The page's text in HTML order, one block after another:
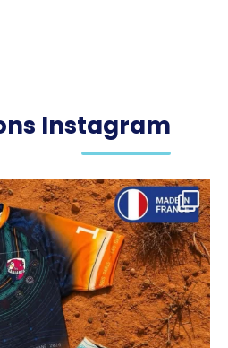
Instagram